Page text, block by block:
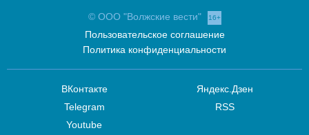
© ООО "Волжские вести" 16+
Пользовательское соглашение
Политика конфиденциальности
ВКонтакте
Telegram
Youtube
Яндекс.Дзен
RSS